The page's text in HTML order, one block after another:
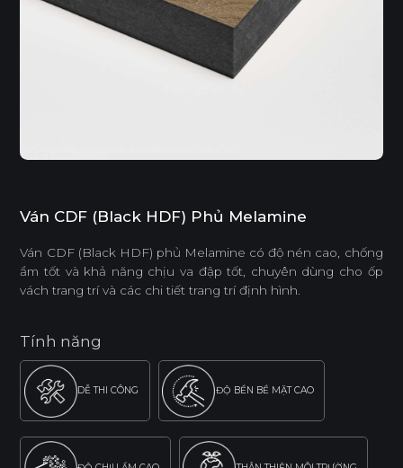
Ván CDF (Black HDF) Phủ Melamine
Ván CDF (Black HDF) phủ Melamine có độ nén cao, chống
ẩm tốt và khả năng chịu va đập tốt, chuyên dùng cho ốp
vách trang trí và các chi tiết trang trí định hình.
Tính năng
DỄ THI CÔNG ĐỘ BỀN BỀ MẶT CAO